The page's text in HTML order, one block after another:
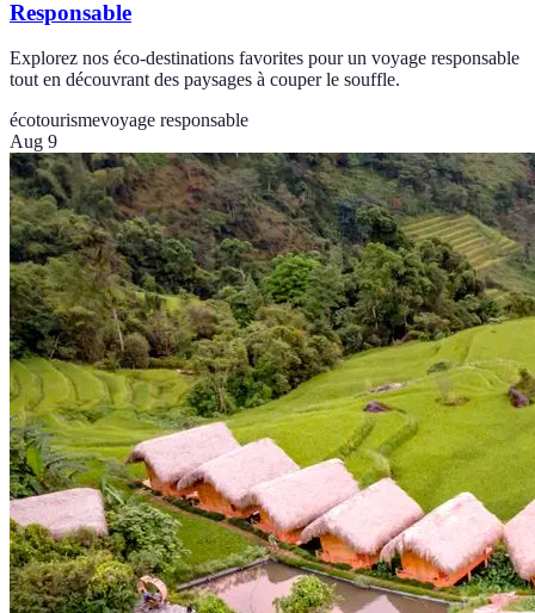
Responsable
Explorez nos éco-destinations favorites pour un voyage responsable
tout en découvrant des paysages à couper le souffle.
écotourismevoyage responsable
Aug 9